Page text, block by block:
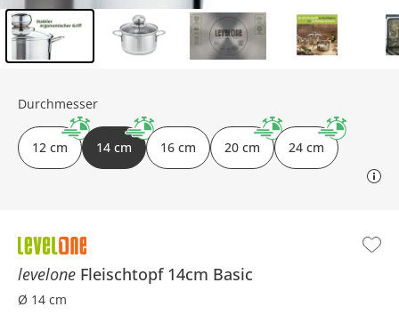
levelone Fleischtopf 14cm Basic
Ø 14 cm
Durchmesser
12 cm 14 cm 16 cm 20 cm 24 cm